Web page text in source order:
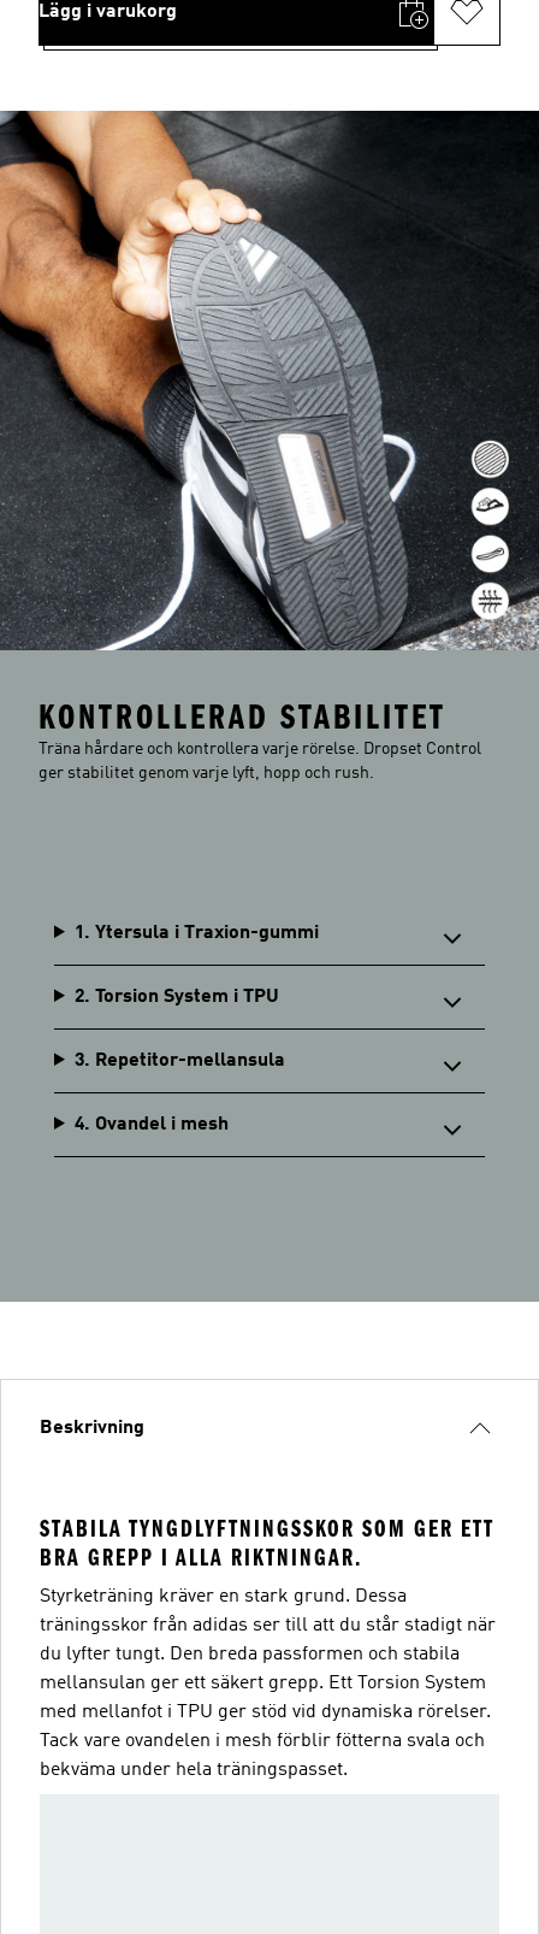
Lägg i varukorg
KONTROLLERAD STABILITET
Träna hårdare och kontrollera varje rörelse. Dropset Control
ger stabilitet genom varje lyft, hopp och rush.
1. Ytersula i Traxion-gummi
2. Torsion System i TPU
3. Repetitor-mellansula
4. Ovandel i mesh
Beskrivning
STABILA TYNGDLYFTNINGSSKOR SOM GER ETT
BRA GREPP I ALLA RIKTNINGAR.
Styrketräning kräver en stark grund. Dessa
träningsskor från adidas ser till att du står stadigt när
du lyfter tungt. Den breda passformen och stabila
mellansulan ger ett säkert grepp. Ett Torsion System
med mellanfot i TPU ger stöd vid dynamiska rörelser.
Tack vare ovandelen i mesh förblir fötterna svala och
bekväma under hela träningspasset.